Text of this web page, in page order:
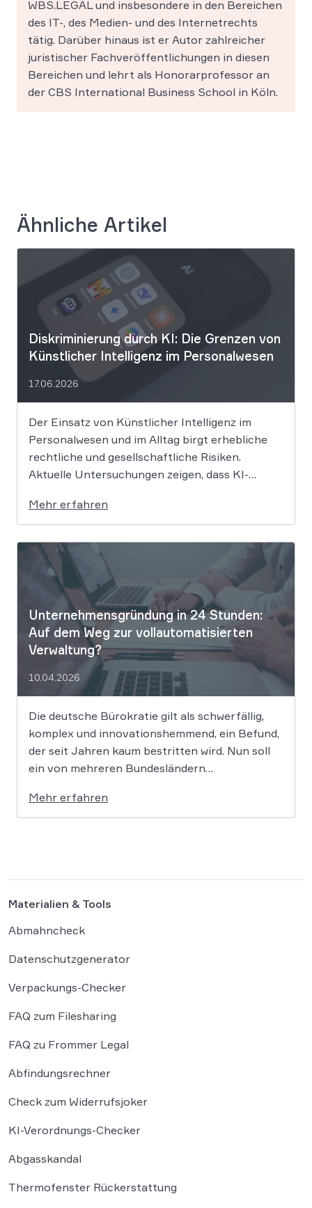
WBS.LEGAL und insbesondere in den Bereichen
des IT-, des Medien- und des Internetrechts
tätig. Darüber hinaus ist er Autor zahlreicher
juristischer Fachveröffentlichungen in diesen
Bereichen und lehrt als Honorarprofessor an
der CBS International Business School in Köln.
Ähnliche Artikel
Diskriminierung durch KI: Die Grenzen von
Künstlicher Intelligenz im Personalwesen
17.06.2026
Der Einsatz von Künstlicher Intelligenz im
Personalwesen und im Alltag birgt erhebliche
rechtliche und gesellschaftliche Risiken.
Aktuelle Untersuchungen zeigen, dass KI-
Bewerbungsprozessen systematisch rassistisch
aussortieren und Frauen zu geringeren
Gehaltsforderungen raten. Diese digitalen
Vorurteile stellen Unternehmen vor massive
Haftungsrisiken nach dem Allgemeinen
Gleichbehandlungsgesetz. Die fortschreitende
Digitalisierung […]
Mehr erfahren
Unternehmensgründung in 24 Stunden:
Auf dem Weg zur vollautomatisierten
Verwaltung?
10.04.2026
Die deutsche Bürokratie gilt als schwerfällig,
komplex und innovationshemmend, ein Befund,
der seit Jahren kaum bestritten wird. Nun soll
ein von mehreren Bundesländern
schaffen. Der Ansatz ist ambitioniert:
Unternehmensgründungen sollen künftig
Mehr erfahren
Materialien & Tools
Abmahncheck
Datenschutzgenerator
Verpackungs-Checker
FAQ zum Filesharing
FAQ zu Frommer Legal
Abfindungsrechner
Check zum Widerrufsjoker
KI-Verordnungs-Checker
Abgasskandal
Thermofenster Rückerstattung